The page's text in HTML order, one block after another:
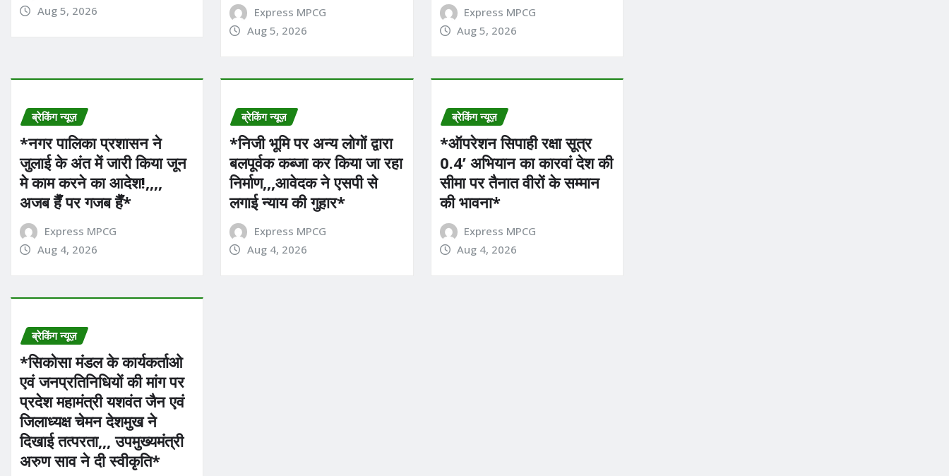
Aug 5, 2026
Express MPCG
Aug 5, 2026
Express MPCG
Aug 5, 2026
ब्रेकिंग न्यूज़
*नगर पालिका प्रशासन ने
जुलाई के अंत में जारी किया जून
मे काम करने का आदेश!,,,,
अजब हैँ पर गजब हैँ*
Express MPCG
Aug 4, 2026
ब्रेकिंग न्यूज़
*निजी भूमि पर अन्य लोगों द्वारा
बलपूर्वक कब्जा कर किया जा रहा
निर्माण,,,आवेदक ने एसपी से
लगाई न्याय की गुहार*
Express MPCG
Aug 4, 2026
ब्रेकिंग न्यूज़
*ऑपरेशन सिपाही रक्षा सूत्र
0.4’ अभियान का कारवां देश की
सीमा पर तैनात वीरों के सम्मान
की भावना*
Express MPCG
Aug 4, 2026
ब्रेकिंग न्यूज़
*सिकोसा मंडल के कार्यकर्ताओ
एवं जनप्रतिनिधियों की मांग पर
प्रदेश महामंत्री यशवंत जैन एवं
जिलाध्यक्ष चेमन देशमुख ने
दिखाई तत्परता,,, उपमुख्यमंत्री
अरुण साव ने दी स्वीकृति*